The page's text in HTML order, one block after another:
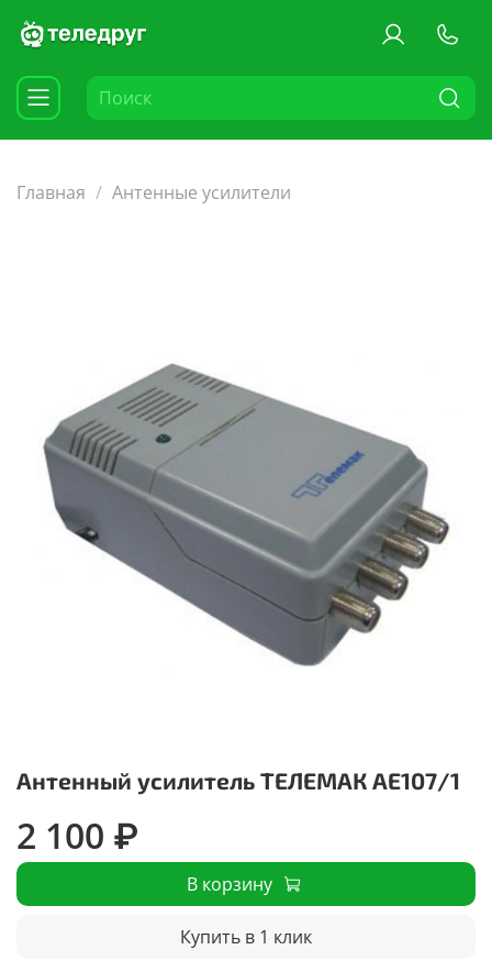
Главная Антенные уcилители
Антенный усилитель ТЕЛЕМАК AE107/1
2 100 ₽
В корзину
Купить в 1 клик